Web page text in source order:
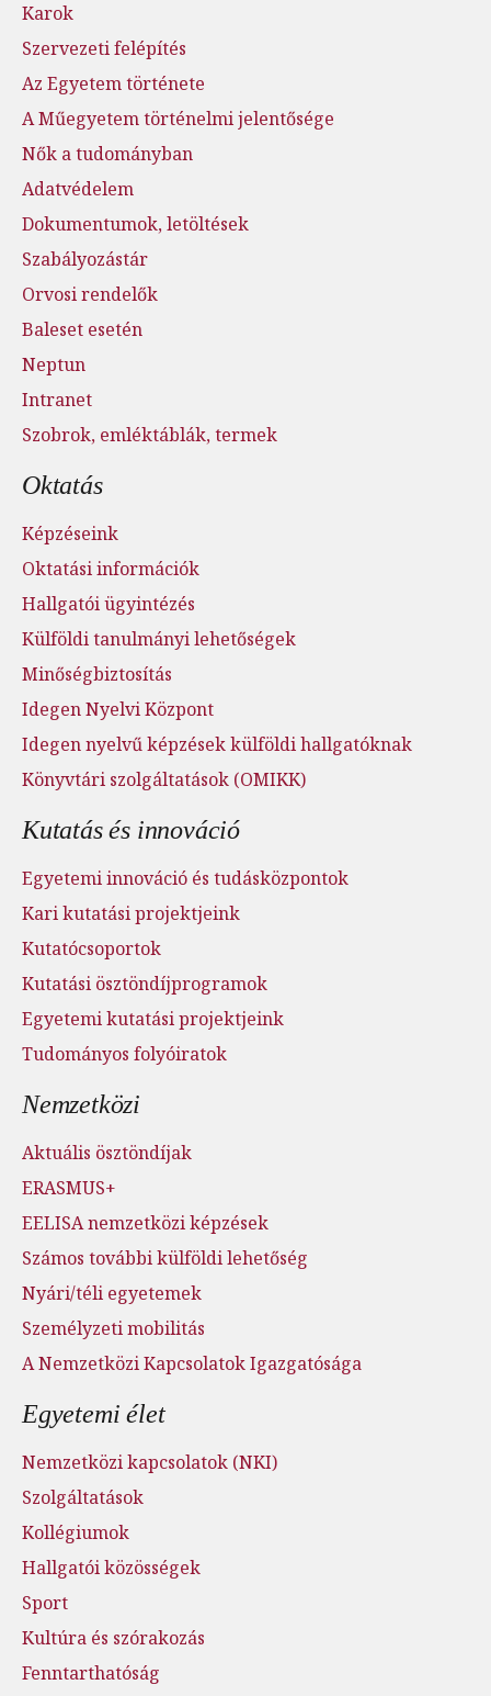
Karok
Szervezeti felépítés
Az Egyetem története
A Műegyetem történelmi jelentősége
Nők a tudományban
Adatvédelem
Dokumentumok, letöltések
Szabályozástár
Orvosi rendelők
Baleset esetén
Neptun
Intranet
Szobrok, emléktáblák, termek
Oktatás
Képzéseink
Oktatási információk
Hallgatói ügyintézés
Külföldi tanulmányi lehetőségek
Minőségbiztosítás
Idegen Nyelvi Központ
Idegen nyelvű képzések külföldi hallgatóknak
Könyvtári szolgáltatások (OMIKK)
Kutatás és innováció
Egyetemi innováció és tudásközpontok
Kari kutatási projektjeink
Kutatócsoportok
Kutatási ösztöndíjprogramok
Egyetemi kutatási projektjeink
Tudományos folyóiratok
Nemzetközi
Aktuális ösztöndíjak
ERASMUS+
EELISA nemzetközi képzések
Számos további külföldi lehetőség
Nyári/téli egyetemek
Személyzeti mobilitás
A Nemzetközi Kapcsolatok Igazgatósága
Egyetemi élet
Nemzetközi kapcsolatok (NKI)
Szolgáltatások
Kollégiumok
Hallgatói közösségek
Sport
Kultúra és szórakozás
Fenntarthatóság